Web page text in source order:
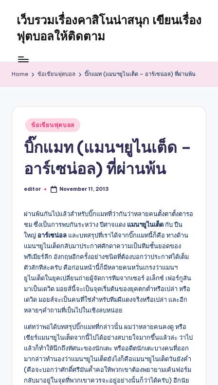
content
เว็บรวมเรื่องคาสิโนน่าสนุก เขียนเรื่อง
ฟุตบอลให้ติดตาม
ข้อคิด
วิธี
สนุก
คา
ออนไลน์
ข่าว
Home ข้อเขียนฟุตบอล บิ๊กแมท (แมนฯยูไนเต็ด – อาร์เซน่อล) ที่ผ่านพ้น
Posted
in
ข้อเขียนฟุตบอล
บิ๊กแมท (แมนฯยูไนเต็ด –
อาร์เซน่อล) ที่ผ่านพ้น
Posted
editor November 11, 2013
ผ่านพ้นกันไปแล้วสำหรับบิ๊กแมทที่ว่ากันว่าหลายคนตั้งตาตั้งตารอ
ชม ซึ่งเป็นการพบกันระหว่าง ปีศาจแดง แมนฯยูไนเต็ด กับ ปืน
ใหญ่ อาร์เซน่อล และบทสรุปที่เราได้จากบิ๊กแมทนี้ก็คือ ทางด้าน
แมนฯยูไนเต็ดกลับมาประกาศศักดาความเป็นทีมชั้นยอดของ
พรีเมียร์ลีก อังกฤษอีกครั้งอย่างชนิดที่ต้องบอกว่าประกาศได้เต็ม
ตัวสักทีล่ะครับ คือก่อนหน้านี้ก็มีหลายคนหวั่นเกรงว่าแมนฯ
ยูไนเต็ดในยุคเปลี่ยนถ่ายผู้จัดการทีมจากเซอร์ อเล็กซ์ เฟอร์กูสัน
มาเป็นเดวิด มอยส์นี้จะเป็นจุดเริ่มต้นของยุคตกต่ำหรือเปล่า หรือ
เดวิด มอยส์จะเป็นคนที่ใช่สำหรับทีมผีแดงจริงหรือเปล่า และอีก
หลายๆคำถามที่เป็นไปในเชิงลบหน่อย
แต่ทว่าพอได้บทสรุปบิ๊กแมทที่กล่าวนั้น ผมว่าหลายคนคงดู หรือ
เชียร์แมนฯยูไนเต็ดจากนี้ไปได้อย่างสบายใจมากขึ้นแล้วล่ะ ว่าไป
แล้วก็ทำให้นึกถึงทัศนะของนักเตะ หรืออดีตนักเตะบางคนที่ออก
มากล่าวทำนองว่าแมนฯยูไนเต็ดยังไงก็คือแมนฯยูไนเต็ดวันยังค่ำ
(คือจะบอกว่าศักดิ์ศรีมันค้ำคอให้พวกเขาต้องพยายามเค้นฟอร์ม
กลับมาอยู่ในจุดที่พวกเขาควรจะอยู่อย่างนั้นก็ว่าได้ครับ) อีกนัย